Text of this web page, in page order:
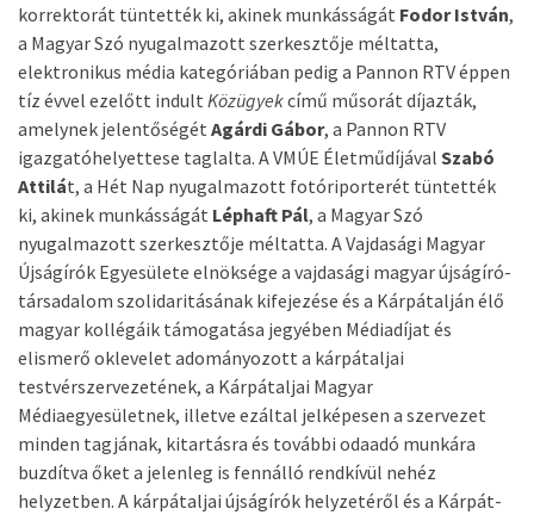
korrektorát tüntették ki, akinek munkásságát Fodor István,
a Magyar Szó nyugalmazott szerkesztője méltatta,
elektronikus média kategóriában pedig a Pannon RTV éppen
tíz évvel ezelőtt indult Közügyekcímű műsorát díjazták,
amelynek jelentőségét Agárdi Gábor, a Pannon RTV
igazgatóhelyettese taglalta. A VMÚE Életműdíjával Szabó
Attilát, a Hét Nap nyugalmazott fotóriporterét tüntették
ki, akinek munkásságát Léphaft Pál, a Magyar Szó
nyugalmazott szerkesztője méltatta. A Vajdasági Magyar
Újságírók Egyesülete elnöksége a vajdasági magyar újságíró-
társadalom szolidaritásának kifejezése és a Kárpátalján élő
magyar kollégáik támogatása jegyében Médiadíjat és
elismerő oklevelet adományozott a kárpátaljai
testvérszervezetének, a Kárpátaljai Magyar
Médiaegyesületnek, illetve ezáltal jelképesen a szervezet
minden tagjának, kitartásra és további odaadó munkára
buzdítva őket a jelenleg is fennálló rendkívül nehéz
helyzetben. A kárpátaljai újságírók helyzetéről és a Kárpát-